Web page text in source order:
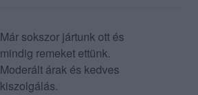
Már sokszor jártunk ott és
mindig remeket ettünk.
Moderált árak és kedves
kiszolgálás.